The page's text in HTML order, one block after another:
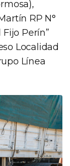
RP N°
Fijo Perín”
Localidad
Línea